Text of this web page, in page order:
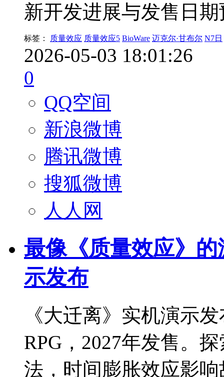
新开发进展与发售日
标签： 质量效应 质量效应5 BioWare 迈克尔·甘布尔 N7日
2026-05-03 18:01:26
0
QQ空间
新浪微博
腾讯微博
搜狐微博
人人网
最像《质量效应》
示发布
《大迁离》实机演示
RPG，2027年发售。
法，时间膨胀效应影